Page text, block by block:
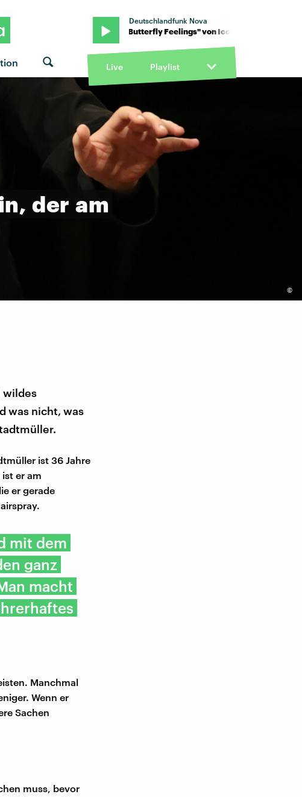
Deutschlandfunk Nova
von Icona Pop · "Butterfly Feelings" von Icona Pop · "Butterfly
Live Playlist
©
der am
wildes
was nicht, was
ist 36 Jahre
er am
er gerade
mit dem
ganz
macht
Manchmal
Wenn er
Sachen
muss, bevor